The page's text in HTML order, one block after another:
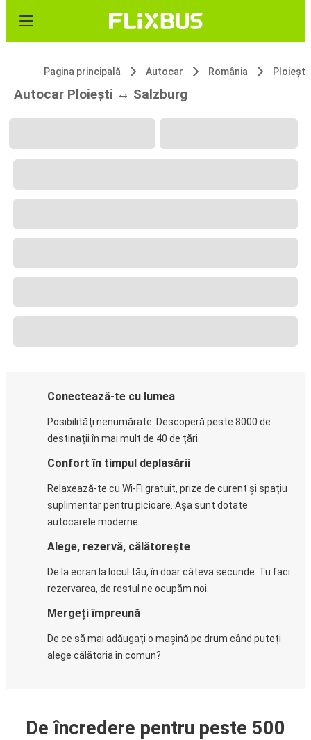
Pagina principală Autocar România Ploiești
Autocar Ploiești ↔ Salzburg
Conectează-te cu lumea
Posibilități nenumărate. Descoperă peste 8000 de
destinații în mai mult de 40 de țări.
Confort în timpul deplasării
Relaxează-te cu Wi-Fi gratuit, prize de curent și spațiu
suplimentar pentru picioare. Așa sunt dotate
autocarele moderne.
Alege, rezervă, călătorește
De la ecran la locul tău, în doar câteva secunde. Tu faci
rezervarea, de restul ne ocupăm noi.
Mergeți împreună
De ce să mai adăugați o mașină pe drum când puteți
alege călătoria în comun?
De încredere pentru peste 500